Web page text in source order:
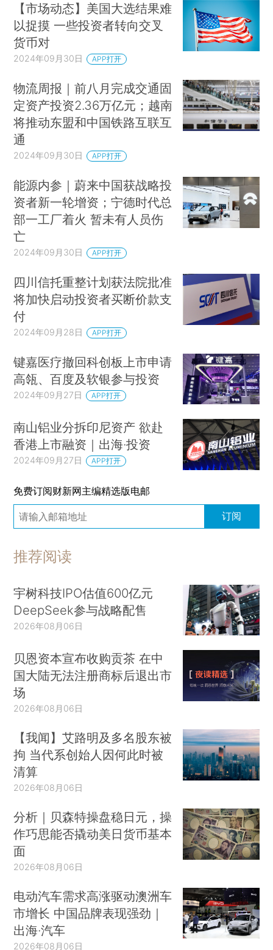
【市场动态】美国大选结果难
以捉摸 一些投资者转向交叉
货币对
2024年09月30日 APP打开
物流周报｜前八月完成交通固
定资产投资2.36万亿元；越南
将推动东盟和中国铁路互联互
通
2024年09月30日 APP打开
能源内参｜蔚来中国获战略投
资者新一轮增资；宁德时代总
部一工厂着火 暂未有人员伤
亡
2024年09月30日 APP打开
四川信托重整计划获法院批准
将加快启动投资者买断价款支
付
2024年09月28日 APP打开
键嘉医疗撤回科创板上市申请
高瓴、百度及软银参与投资
2024年09月27日 APP打开
南山铝业分拆印尼资产 欲赴
香港上市融资｜出海·投资
2024年09月27日 APP打开
免费订阅财新网主编精选版电邮
订阅
推荐阅读
宇树科技IPO估值600亿元
DeepSeek参与战略配售
2026年08月06日
贝恩资本宣布收购贡茶 在中
国大陆无法注册商标后退出市
场
2026年08月06日
【我闻】艾路明及多名股东被
拘 当代系创始人因何此时被
清算
2026年08月06日
分析｜贝森特操盘稳日元，操
作巧思能否撬动美日货币基本
面
2026年08月06日
电动汽车需求高涨驱动澳洲车
市增长 中国品牌表现强劲｜
出海·汽车
2026年08月06日